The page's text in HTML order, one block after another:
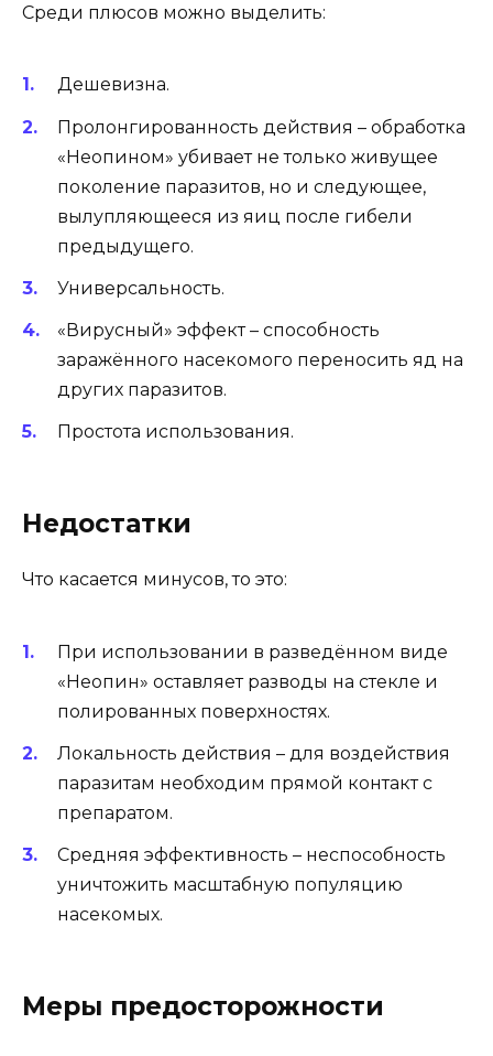
Среди плюсов можно выделить:
Дешевизна.
Пролонгированность действия – обработка
«Неопином» убивает не только живущее
поколение паразитов, но и следующее,
вылупляющееся из яиц после гибели
предыдущего.
Универсальность.
«Вирусный» эффект – способность
заражённого насекомого переносить яд на
других паразитов.
Простота использования.
Недостатки
Что касается минусов, то это:
При использовании в разведённом виде
«Неопин» оставляет разводы на стекле и
полированных поверхностях.
Локальность действия – для воздействия
паразитам необходим прямой контакт с
препаратом.
Средняя эффективность – неспособность
уничтожить масштабную популяцию
насекомых.
Меры предосторожности